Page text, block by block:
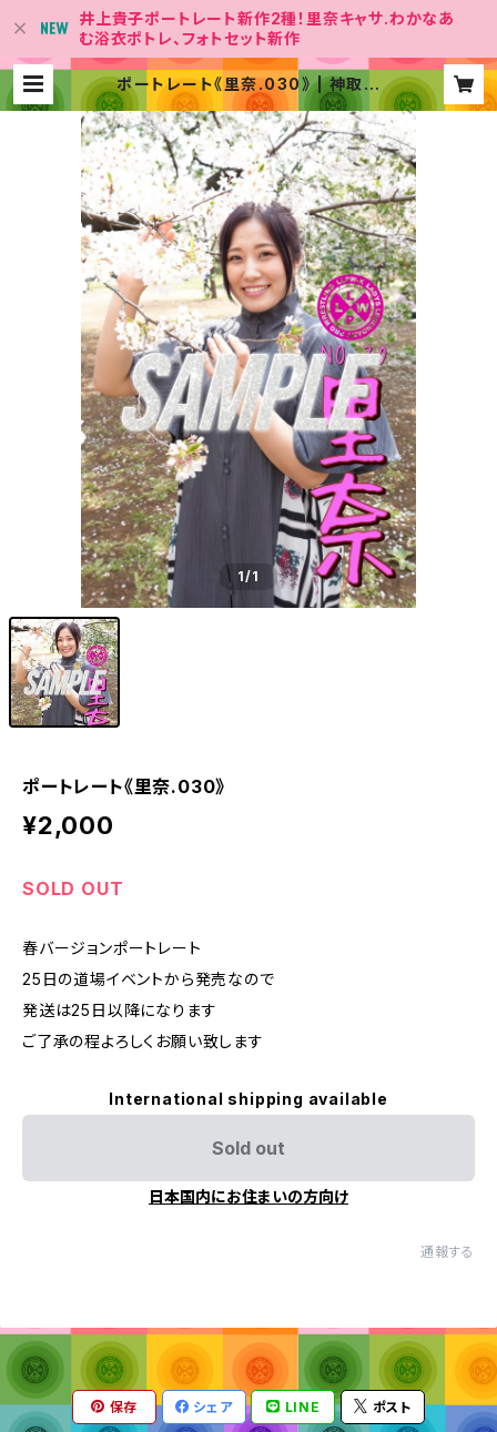
井上貴子ポートレート新作2種！里奈キャサ.わかなあ
む浴衣ポトレ、フォトセット新作
ポートレート《里奈.030》 | 神取屋
【女子プロレス団体「LLPW-X 」Offi
cial Shop】
1/1
ポートレート《里奈.030》
¥2,000
SOLD OUT
春バージョンポートレート
25日の道場イベントから発売なので
発送は25日以降になります
ご了承の程よろしくお願い致します
International shipping available
Sold out
日本国内にお住まいの方向け
通報する
保存 シェア LINE ポスト